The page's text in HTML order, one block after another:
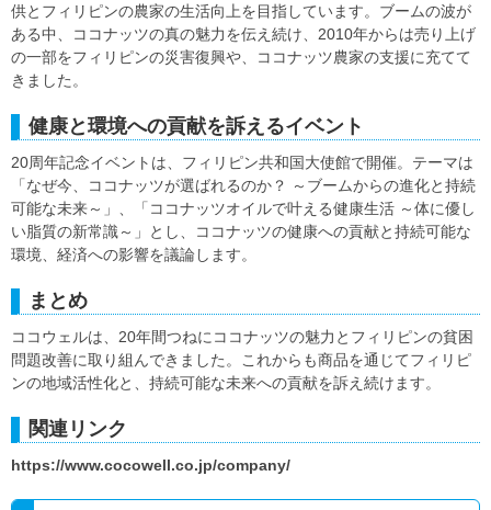
供とフィリピンの農家の生活向上を目指しています。ブームの波が
ある中、ココナッツの真の魅力を伝え続け、2010年からは売り上げ
の一部をフィリピンの災害復興や、ココナッツ農家の支援に充てて
きました。
健康と環境への貢献を訴えるイベント
20周年記念イベントは、フィリピン共和国大使館で開催。テーマは
「なぜ今、ココナッツが選ばれるのか？ ～ブームからの進化と持続
可能な未来～」、「ココナッツオイルで叶える健康生活 ～体に優し
い脂質の新常識～」とし、ココナッツの健康への貢献と持続可能な
環境、経済への影響を議論します。
まとめ
ココウェルは、20年間つねにココナッツの魅力とフィリピンの貧困
問題改善に取り組んできました。これからも商品を通じてフィリピ
ンの地域活性化と、持続可能な未来への貢献を訴え続けます。
関連リンク
https://www.cocowell.co.jp/company/